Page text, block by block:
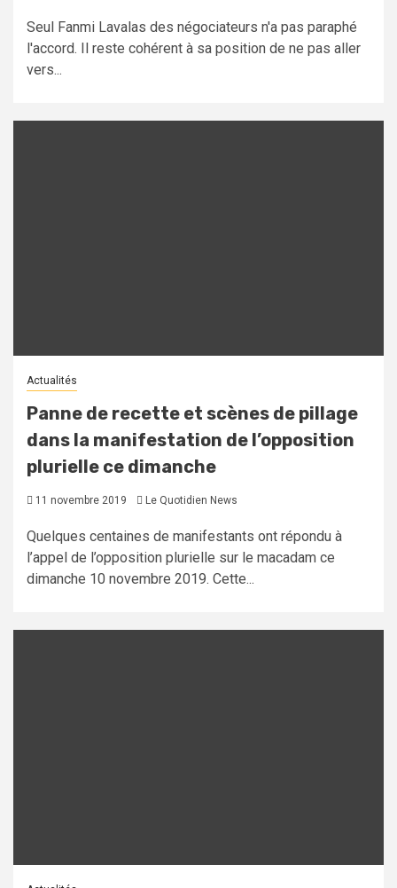
Seul Fanmi Lavalas des négociateurs n'a pas paraphé
l'accord. Il reste cohérent à sa position de ne pas aller
vers...
Actualités
Panne de recette et scènes de pillage
dans la manifestation de l’opposition
plurielle ce dimanche
11 novembre 2019 Le Quotidien News
Quelques centaines de manifestants ont répondu à
l’appel de l’opposition plurielle sur le macadam ce
dimanche 10 novembre 2019. Cette...